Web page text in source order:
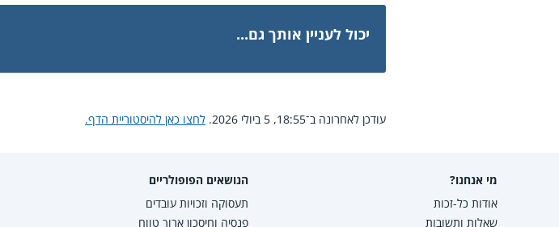
יכול לעניין אותך גם...
עודכן לאחרונה ב־18:55, 5 ביולי 2026. לחצו כאן להיסטוריית הדף.
מי אנחנו?
אודות כל-זכות
שאלות ותשובות
הנושאים הפופולריים
תעסוקה וזכויות עובדים
פנסיה וחיסכון ארוך טווח